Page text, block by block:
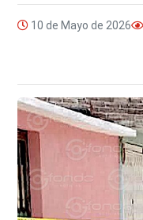
10 de Mayo de 2026